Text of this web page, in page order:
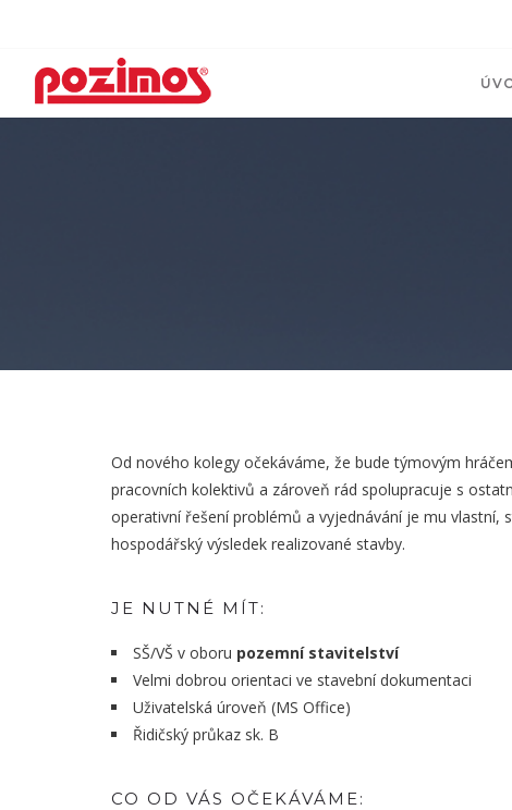
Od nového kolegy očekáváme, že bude týmovým
pracovních kolektivů a zároveň rád spolupracuje s
operativní řešení problémů a vyjednávání je mu vlastní,
hospodářský výsledek realizované stavby.
JE NUTNÉ MÍT:
SŠ/VŠ v oboru pozemní stavitelství
Velmi dobrou orientaci ve stavební dokumentaci
Uživatelská úroveň (MS Office)
Řidičský průkaz sk. B
CO OD VÁS OČEKÁVÁME: